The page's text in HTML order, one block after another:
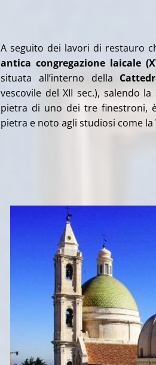
A seguito dei lavori di restauro
antica congregazione laicale
situata all’interno della
vescovile del XII sec.), salendo
pietra di uno dei tre finestroni,
pietra e noto agli studiosi come la